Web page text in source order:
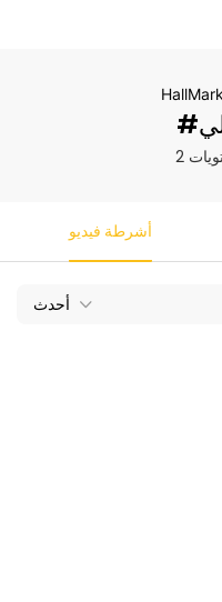
HallMark
أشرطة فيديو
أحدث